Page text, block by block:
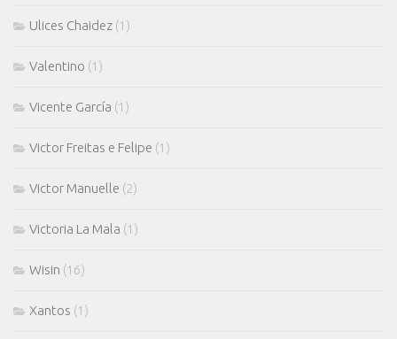
Ulices Chaidez (1)
Valentino (1)
Vicente García (1)
Victor Freitas e Felipe (1)
Victor Manuelle (2)
Victoria La Mala (1)
Wisin (16)
Xantos (1)